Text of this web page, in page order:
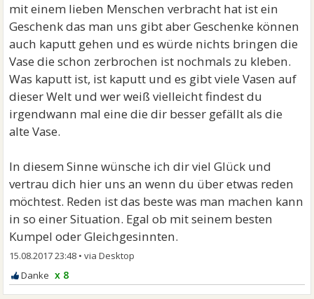
mit einem lieben Menschen verbracht hat ist ein
Geschenk das man uns gibt aber Geschenke können
auch kaputt gehen und es würde nichts bringen die
Vase die schon zerbrochen ist nochmals zu kleben.
Was kaputt ist, ist kaputt und es gibt viele Vasen auf
dieser Welt und wer weiß vielleicht findest du
irgendwann mal eine die dir besser gefällt als die
alte Vase.
In diesem Sinne wünsche ich dir viel Glück und
vertrau dich hier uns an wenn du über etwas reden
möchtest. Reden ist das beste was man machen kann
in so einer Situation. Egal ob mit seinem besten
Kumpel oder Gleichgesinnten.
15.08.2017 23:48 •
x 8